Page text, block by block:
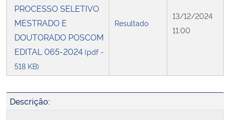
PROCESSO SELETIVO
MESTRADO E
DOUTORADO POSCOM
EDITAL 065-2024 (pdf -
518 KB)
Resultado
13/12/2024
11:00
Descrição: